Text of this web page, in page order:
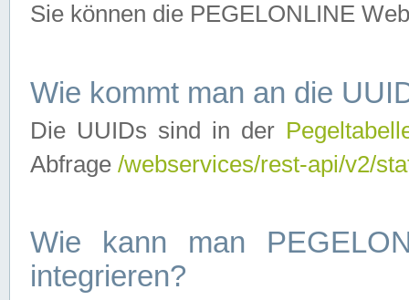
Sie können die PEGELONLINE
Wie kommt man an die
Die UUIDs sind in der
Abfrage /webservices/rest-api/v2/
Wie kann man
integrieren?